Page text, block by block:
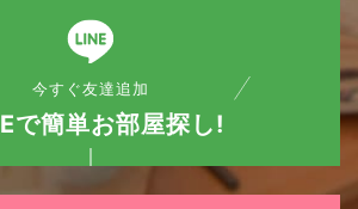
今すぐ友達追加
で簡単お部屋探し!